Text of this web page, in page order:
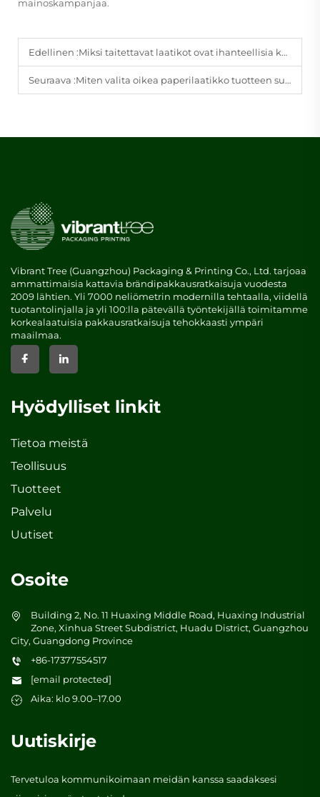
mainoskampanjaa.
Edellinen :Miksi taitettavat laatikot ovat ihanteellisia kustannustehokkaita kuljetusratkaisuja?
Seuraava :Miten valita oikea paperilaatikko tuotteen suojaukseen ja esillepanoon?
Vibrant Tree (Guangzhou) Packaging & Printing Co., Ltd. tarjoaa
ammattimaisia kattavia brändipakkausratkaisuja vuodesta
2009 lähtien. Yli 7000 neliömetrin modernilla tehtaalla, viidellä
tuotantolinjalla ja yli 100:lla pätevällä työntekijällä toimitamme
korkealaatuisia pakkausratkaisuja tehokkaasti ympäri
maailmaa.
Hyödylliset linkit
Tietoa meistä
Teollisuus
Tuotteet
Palvelu
Uutiset
Osoite
Building 2, No. 11 Huaxing Middle Road, Huaxing Industrial
Zone, Xinhua Street Subdistrict, Huadu District, Guangzhou
City, Guangdong Province
+86-17377554517
[email protected]
Aika: klo 9.00–17.00
Uutiskirje
Tervetuloa kommunikoimaan meidän kanssa saadaksesi